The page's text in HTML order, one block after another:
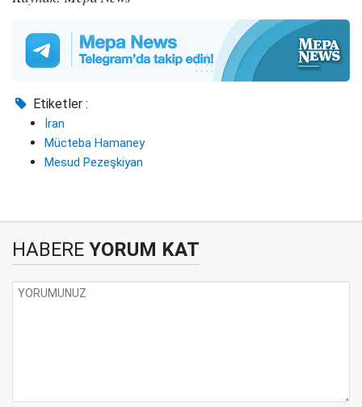
Etiketler :
İran
Mücteba Hamaney
Mesud Pezeşkiyan
HABERE YORUM KAT